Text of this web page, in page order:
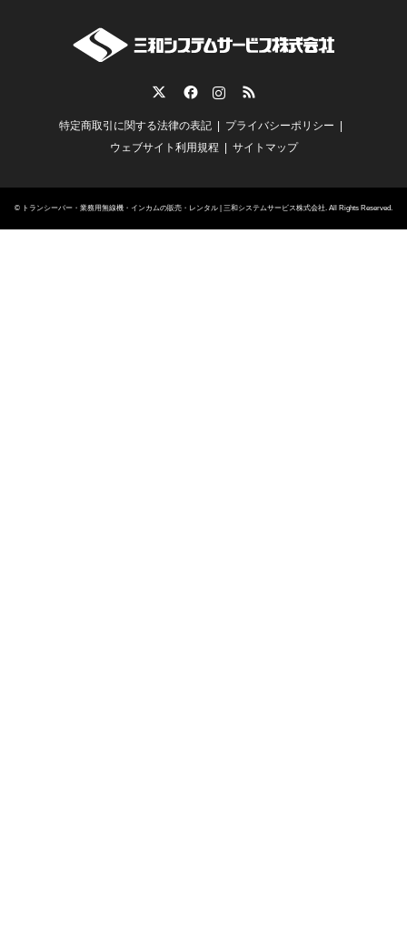
RSS
特定商取引に関する法律の表記
プライバシーポリシー
ウェブサイト利用規程
サイトマップ
© トランシーバー・業務用無線機・インカムの販売・レンタル | 三和システムサービス株式会社. All Rights Reserved.